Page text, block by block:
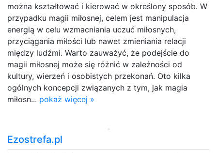
można kształtować i kierować w określony sposób. W
przypadku magii miłosnej, celem jest manipulacja
energią w celu wzmacniania uczuć miłosnych,
przyciągania miłości lub nawet zmieniania relacji
między ludźmi. Warto zauważyć, że podejście do
magii miłosnej może się różnić w zależności od
kultury, wierzeń i osobistych przekonań. Oto kilka
ogólnych koncepcji związanych z tym, jak magia
miłosn... pokaż więcej »
Ezostrefa.pl